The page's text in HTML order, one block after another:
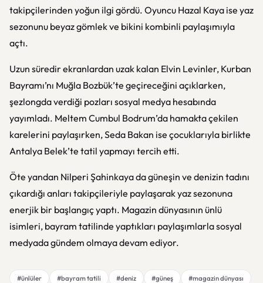
takipçilerinden yoğun ilgi gördü. Oyuncu Hazal Kaya ise yaz
sezonunu beyaz gömlek ve bikini kombinli paylaşımıyla
açtı.
Uzun süredir ekranlardan uzak kalan Elvin Levinler, Kurban
Bayramı’nı Muğla Bozbük’te geçireceğini açıklarken,
şezlongda verdiği pozları sosyal medya hesabında
yayımladı. Meltem Cumbul Bodrum’da hamakta çekilen
karelerini paylaşırken,Seda Bakan ise çocuklarıyla birlikte
Antalya Belek’te tatil yapmayı tercih etti.
Öte yandan Nilperi Şahinkayada güneşin ve denizin tadını
çıkardığı anları takipçileriyle paylaşarak yaz sezonuna
enerjik bir başlangıç yaptı. Magazin dünyasının ünlü
isimleri, bayram tatilinde yaptıkları paylaşımlarla sosyal
medyada gündem olmaya devam ediyor.
#ünlüler #bayram tatili #deniz #güneş
#magazin dünyası